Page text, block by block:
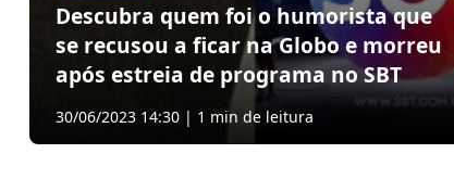
Descubra quem foi o humorista que
se recusou a ficar na Globo e morreu
após estreia de programa no SBT
30/06/2023 14:30 | 1 min de leitura